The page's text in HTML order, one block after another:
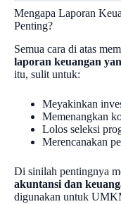
Mengapa Laporan
Penting?
Semua cara di atas
laporan keuangan
itu, sulit untuk:
Meyakinkan
Memenangkan
Lolos seleksi
Merencanakan
Di sinilah pentingnya
akuntansi dan
digunakan untuk